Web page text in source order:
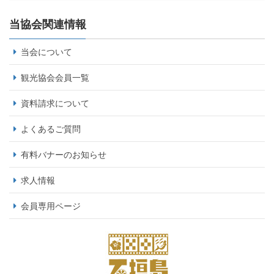
当協会関連情報
当会について
観光協会会員一覧
資料請求について
よくあるご質問
有料バナーのお知らせ
求人情報
会員専用ページ